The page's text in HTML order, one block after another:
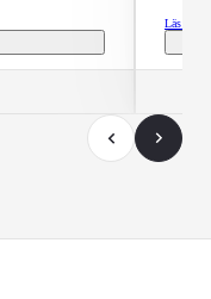
Läs mer